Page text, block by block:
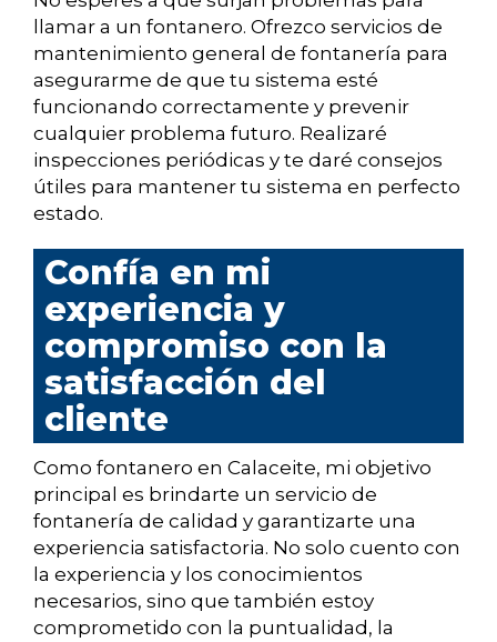
llamar a un fontanero. Ofrezco servicios de
mantenimiento general de fontanería para
asegurarme de que tu sistema esté
funcionando correctamente y prevenir
cualquier problema futuro. Realizaré
inspecciones periódicas y te daré consejos
útiles para mantener tu sistema en perfecto
estado.
Confía en mi
experiencia y
compromiso con la
satisfacción del
cliente
Como fontanero en Calaceite, mi objetivo
principal es brindarte un servicio de
fontanería de calidad y garantizarte una
experiencia satisfactoria. No solo cuento con
la experiencia y los conocimientos
necesarios, sino que también estoy
comprometido con la puntualidad, la